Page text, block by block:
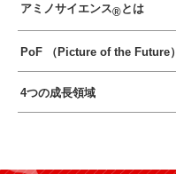
アミノサイエンス®とは
PoF （Picture of the Future）
4つの成長領域